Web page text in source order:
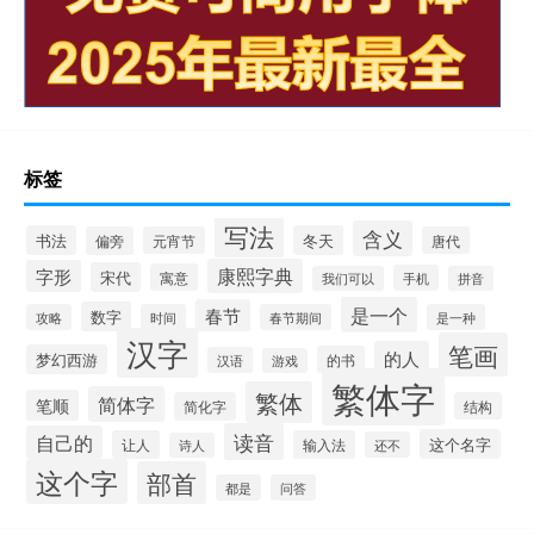
标签
书法 偏旁 元宵节 写法 冬天 含义 唐代
字形 宋代 寓意 康熙字典 我们可以 手机 拼音
攻略 数字 时间 春节 春节期间 是一个 是一种
梦幻西游 汉字 汉语 游戏 的书 的人 笔画
笔顺 简体字 简化字 繁体 繁体字 结构
自己的 让人 诗人 读音 输入法 还不 这个名字
这个字 部首 都是 问答